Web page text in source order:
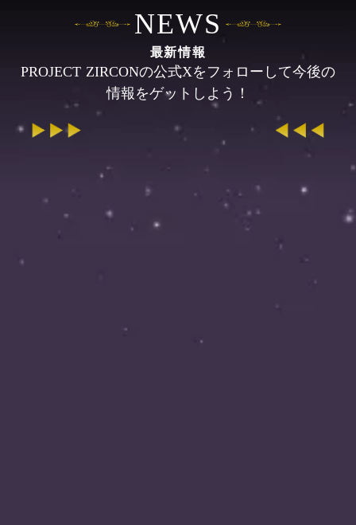
NEWS
最新情報
PROJECT ZIRCONの公式Xをフォローして今後の
情報をゲットしよう！